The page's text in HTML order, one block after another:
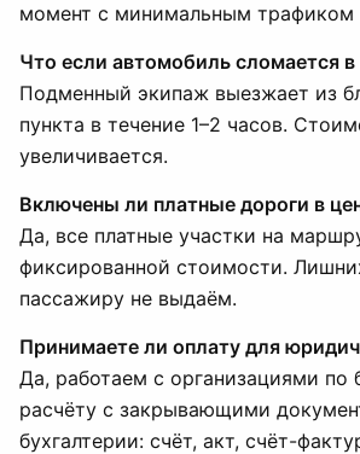
момент с минимальным трафиком
Что если автомобиль сломается в
Подменный экипаж выезжает из
пункта в течение 1–2 часов.
увеличивается.
Включены ли платные дороги в
Да, все платные участки на
фиксированной стоимости.
пассажиру не выдаём.
Принимаете ли оплату для
Да, работаем с организациями по
расчёту с закрывающими
бухгалтерии: счёт, акт, счёт-